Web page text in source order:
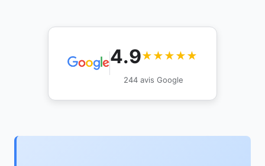
4.9★★★★★
244 avis Google